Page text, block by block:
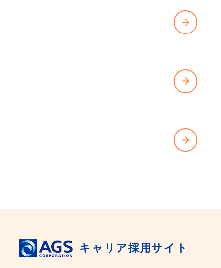
キャリア採用サイト